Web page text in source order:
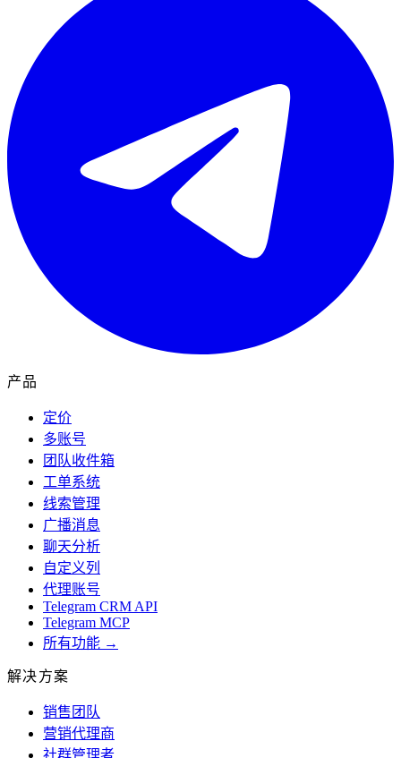
产品
定价
多账号
团队收件箱
工单系统
线索管理
广播消息
聊天分析
自定义列
代理账号
Telegram CRM API
Telegram MCP
所有功能 →
解决方案
销售团队
营销代理商
社群管理者